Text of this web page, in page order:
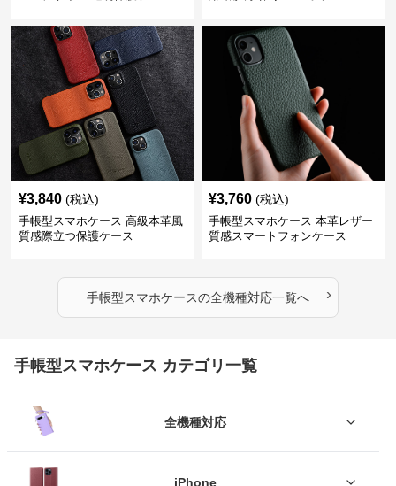
¥3,840 (税込)
手帳型スマホケース 高級本革風
質感際立つ保護ケース
¥3,760 (税込)
手帳型スマホケース 本革レザー
質感スマートフォンケース
手帳型スマホケースの全機種対応一覧へ ›
手帳型スマホケース カテゴリ一覧
全機種対応
iPhone